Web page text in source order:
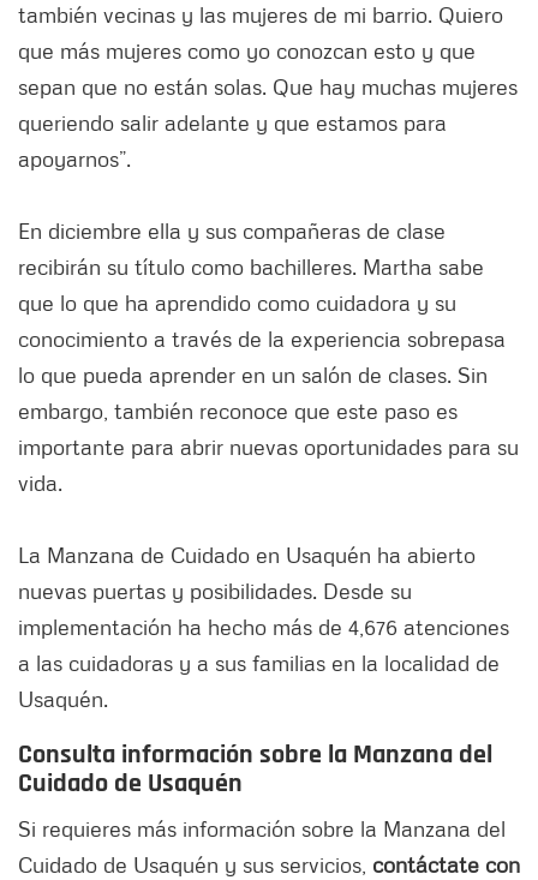
también vecinas y las mujeres de mi barrio. Quiero
que más mujeres como yo conozcan esto y que
sepan que no están solas. Que hay muchas mujeres
queriendo salir adelante y que estamos para
apoyarnos”.
En diciembre ella y sus compañeras de clase
recibirán su título como bachilleres. Martha sabe
que lo que ha aprendido como cuidadora y su
conocimiento a través de la experiencia sobrepasa
lo que pueda aprender en un salón de clases. Sin
embargo, también reconoce que este paso es
importante para abrir nuevas oportunidades para su
vida.
La Manzana de Cuidado en Usaquén ha abierto
nuevas puertas y posibilidades. Desde su
implementación ha hecho más de 4,676 atenciones
a las cuidadoras y a sus familias en la localidad de
Usaquén.
Consulta información sobre la Manzana del
Cuidado de Usaquén
Si requieres más información sobre la Manzana del
Cuidado de Usaquén y sus servicios, contáctate con